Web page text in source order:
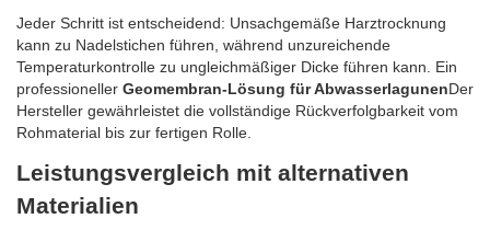
Jeder Schritt ist entscheidend: Unsachgemäße Harztrocknung
kann zu Nadelstichen führen, während unzureichende
Temperaturkontrolle zu ungleichmäßiger Dicke führen kann. Ein
professioneller Geomembran-Lösung für AbwasserlagunenDer
Hersteller gewährleistet die vollständige Rückverfolgbarkeit vom
Rohmaterial bis zur fertigen Rolle.
Leistungsvergleich mit alternativen
Materialien